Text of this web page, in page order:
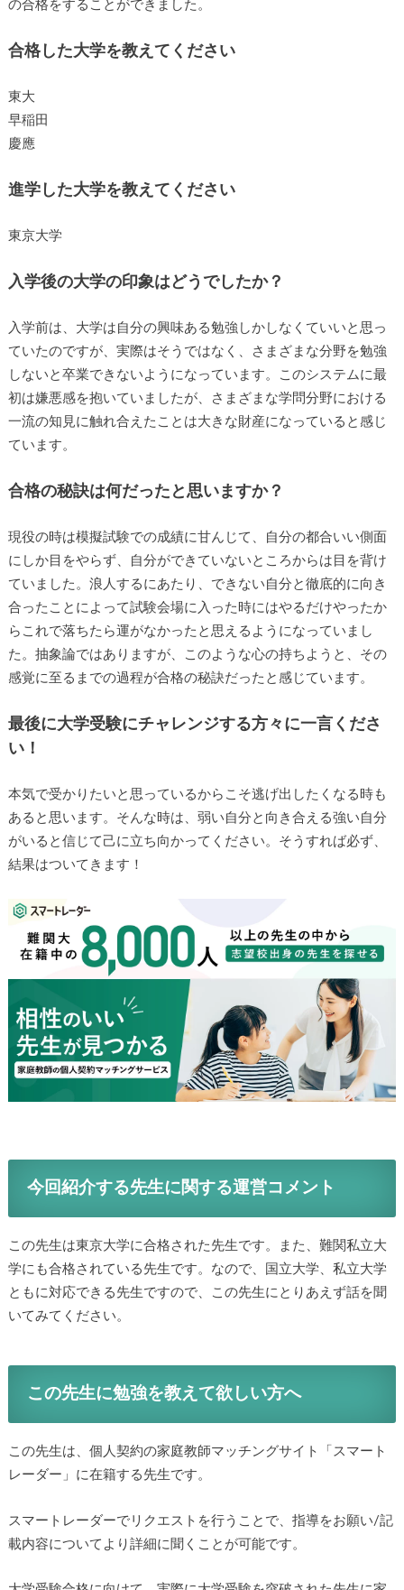
の合格をすることができました。
合格した大学を教えてください
東大
早稲田
慶應
進学した大学を教えてください
東京大学
入学後の大学の印象はどうでしたか？
入学前は、大学は自分の興味ある勉強しかしなくていいと思っ
ていたのですが、実際はそうではなく、さまざまな分野を勉強
しないと卒業できないようになっています。このシステムに最
初は嫌悪感を抱いていましたが、さまざまな学問分野における
一流の知見に触れ合えたことは大きな財産になっていると感じ
ています。
合格の秘訣は何だったと思いますか？
現役の時は模擬試験での成績に甘んじて、自分の都合いい側面
にしか目をやらず、自分ができていないところからは目を背け
ていました。浪人するにあたり、できない自分と徹底的に向き
合ったことによって試験会場に入った時にはやるだけやったか
らこれで落ちたら運がなかったと思えるようになっていまし
た。抽象論ではありますが、このような心の持ちようと、その
感覚に至るまでの過程が合格の秘訣だったと感じています。
最後に大学受験にチャレンジする方々に一言くださ
い！
本気で受かりたいと思っているからこそ逃げ出したくなる時も
あると思います。そんな時は、弱い自分と向き合える強い自分
がいると信じて己に立ち向かってください。そうすれば必ず、
結果はついてきます！
今回紹介する先生に関する運営コメント
この先生は東京大学に合格された先生です。また、難関私立大
学にも合格されている先生です。なので、国立大学、私立大学
ともに対応できる先生ですので、この先生にとりあえず話を聞
いてみてください。
この先生に勉強を教えて欲しい方へ
この先生は、個人契約の家庭教師マッチングサイト「スマート
レーダー」に在籍する先生です。
スマートレーダーでリクエストを行うことで、指導をお願い/記
載内容についてより詳細に聞くことが可能です。